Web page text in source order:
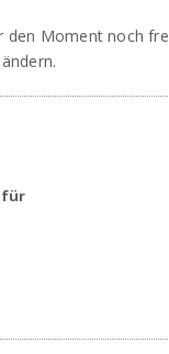
Moment noch
für